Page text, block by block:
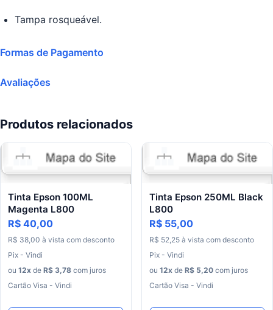
Tampa rosqueável.
Formas de Pagamento
Avaliações
Produtos relacionados
Tinta Epson 100ML
Magenta L800
R$ 40,00
R$ 38,00 à vista com desconto
Pix - Vindi
ou 12x de R$ 3,78 com juros
Cartão Visa - Vindi
Tinta Epson 250ML Black
L800
R$ 55,00
R$ 52,25 à vista com desconto
Pix - Vindi
ou 12x de R$ 5,20 com juros
Cartão Visa - Vindi